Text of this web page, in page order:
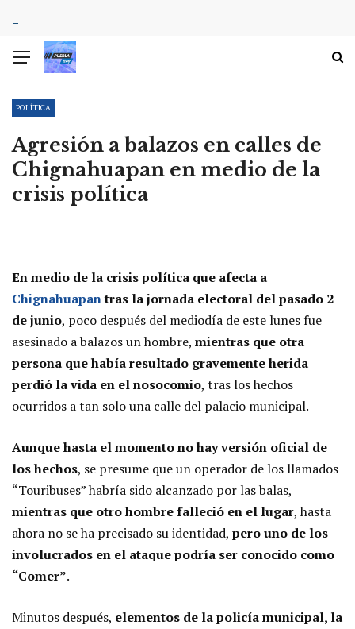
POLÍTICA
Agresión a balazos en calles de
Chignahuapan en medio de la
crisis política
En medio de la crisis política que afecta a
Chignahuapantras la jornada electoral del pasado 2
de junio, poco después del mediodía de este lunes fue
asesinado a balazos un hombre, mientras que otra
persona que había resultado gravemente herida
perdió la vida en el nosocomio, tras los hechos
ocurridos a tan solo una calle del palacio municipal.
Aunque hasta el momento no hay versión oficial de
los hechos, se presume que un operador de los llamados
“Touribuses” habría sido alcanzado por las balas,
mientras que otro hombre falleció en el lugar, hasta
ahora no se ha precisado su identidad, pero uno de los
involucrados en el ataque podría ser conocido como
“Comer”.
Minutos después, elementos de la policía municipal, la